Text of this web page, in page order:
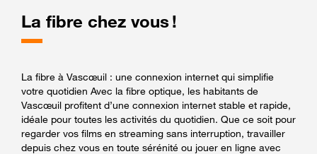
La fibre chez vous !
La fibre à Vascœuil : une connexion internet qui simplifie
votre quotidien Avec la fibre optique, les habitants de
Vascœuil profitent d’une connexion internet stable et rapide,
idéale pour toutes les activités du quotidien. Que ce soit pour
regarder vos films en streaming sans interruption, travailler
depuis chez vous en toute sérénité ou jouer en ligne avec